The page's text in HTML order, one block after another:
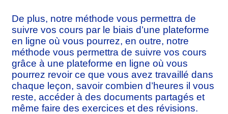
De plus, notre méthode vous permettra de
suivre vos cours par le biais d’une plateforme
en ligne où vous pourrez, en outre, notre
méthode vous permettra de suivre vos cours
grâce à une plateforme en ligne où vous
pourrez revoir ce que vous avez travaillé dans
chaque leçon, savoir combien d’heures il vous
reste, accéder à des documents partagés et
même faire des exercices et des révisions.